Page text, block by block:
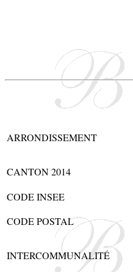
ARRONDISSEMENT
CANTON 2014
CODE INSEE
CODE POSTAL
INTERCOMMUNALITÉ